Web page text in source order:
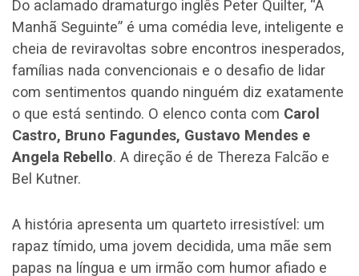
Do aclamado dramaturgo inglês Peter Quilter, “A
Manhã Seguinte” é uma comédia leve, inteligente e
cheia de reviravoltas sobre encontros inesperados,
famílias nada convencionais e o desafio de lidar
com sentimentos quando ninguém diz exatamente
o que está sentindo. O elenco conta com Carol
Castro, Bruno Fagundes, Gustavo Mendes e
Angela Rebello. A direção é de Thereza Falcão e
Bel Kutner.
A história apresenta um quarteto irresistível: um
rapaz tímido, uma jovem decidida, uma mãe sem
papas na língua e um irmão com humor afiado e